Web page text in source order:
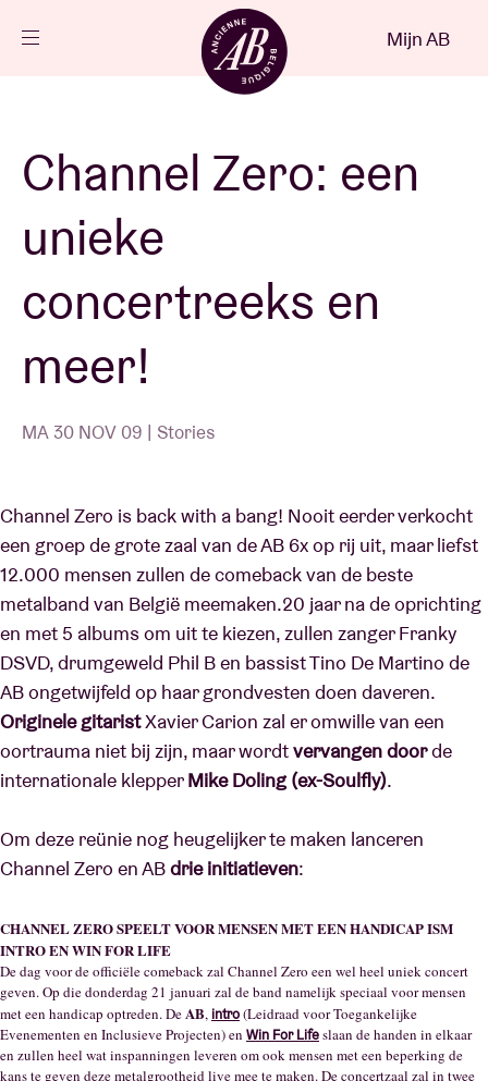
NL
Projecten
Nieuws
Bezoekersinfo
AB ❤ you
Zaalhuur
BRDCST
ABtv
Concertcheque
Contact
Mijn AB
Channel Zero: een
unieke
concertreeks en
meer!
MA 30 NOV 09 | Stories
Channel Zero is back with a bang! Nooit eerder verkocht
een groep de grote zaal van de AB 6x op rij uit, maar liefst
12.000 mensen zullen de comeback van de beste
metalband van België meemaken.20 jaar na de oprichting
en met 5 albums om uit te kiezen, zullen zanger Franky
DSVD, drumgeweld Phil B en bassist Tino De Martino de
AB ongetwijfeld op haar grondvesten doen daveren.
Originele gitaristXavier Carion zal er omwille van een
oortrauma niet bij zijn, maar wordtvervangen doorde
internationale klepperMike Doling (ex-Soulfly).
Om deze reünie nog heugelijker te maken lanceren
Channel Zero en ABdrie initiatieven:
CHANNEL ZERO SPEELT VOOR MENSEN MET EEN HANDICAP ISM
INTRO EN WIN FOR LIFE
De dag voor de officiële comeback zal Channel Zero een wel heel uniek concert
geven. Op die donderdag 21 januari zal de band namelijk speciaal voor mensen
met een handicap optreden. DeAB,intro(Leidraad voor Toegankelijke
Evenementen en Inclusieve Projecten) en Win For Lifeslaan de handen in elkaar
en zullen heel wat inspanningen leveren om ook mensen met een beperking de
kans te geven deze metalgrootheid live mee te maken. De concertzaal zal in twee